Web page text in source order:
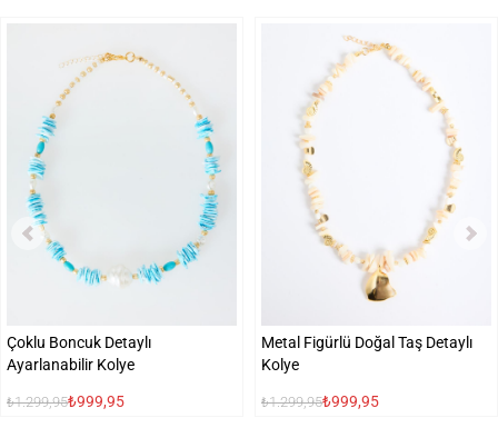
Çoklu Boncuk Detaylı
Ayarlanabilir Kolye
₺1.299,95₺999,95
Metal Figürlü Doğal Taş Detaylı
Kolye
₺1.299,95₺999,95